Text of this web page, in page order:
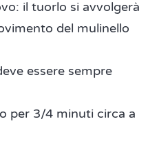
il tuorlo si avvolgerà
del mulinello
essere sempre
per 3/4 minuti circa a